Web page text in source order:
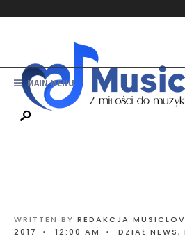
MAIN MENU
WRITTEN BY REDAKCJA
2017
• 12:00 AM • DZIAŁ NEWS,